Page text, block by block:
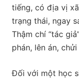
tiếng, có địa vị
trạng thái, ngay
Thậm chí “tác
phán, lên án,
Đối với một học